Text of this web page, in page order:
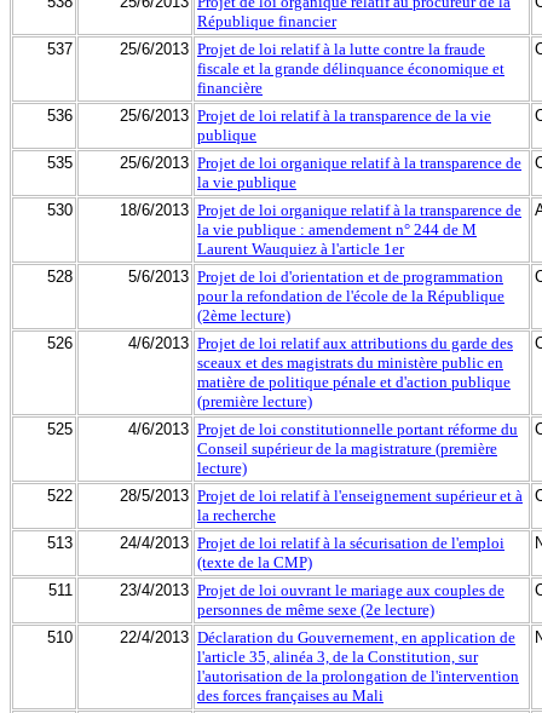
République financier
537 25/6/2013 Projet de loi relatif à la lutte contre la fraude
fiscale et la grande délinquance économique et
financière
536 25/6/2013 Projet de loi relatif à la transparence de la vie
publique
535 25/6/2013 Projet de loi organique relatif à la transparence de
la vie publique
530 18/6/2013 Projet de loi organique relatif à la transparence de
la vie publique : amendement n° 244 de M
Laurent Wauquiez à l'article 1er
528 5/6/2013 Projet de loi d'orientation et de programmation
pour la refondation de l'école de la République
(2ème lecture)
526 4/6/2013 Projet de loi relatif aux attributions du garde des
sceaux et des magistrats du ministère public en
matière de politique pénale et d'action publique
(première lecture)
525 4/6/2013 Projet de loi constitutionnelle portant réforme du
Conseil supérieur de la magistrature (première
lecture)
522 28/5/2013 Projet de loi relatif à l'enseignement supérieur et à
la recherche
513 24/4/2013 Projet de loi relatif à la sécurisation de l'emploi
(texte de la CMP)
511 23/4/2013 Projet de loi ouvrant le mariage aux couples de
personnes de même sexe (2e lecture)
510 22/4/2013 Déclaration du Gouvernement, en application de
l'article 35, alinéa 3, de la Constitution, sur
l'autorisation de la prolongation de l'intervention
des forces françaises au Mali